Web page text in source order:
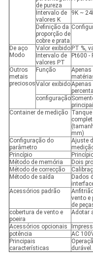
de pureza
Intervalo de
valores K
9K ~
Definição da
proporção de
cobre e prata
De aço
Modo
Valor exibido PT %,
Intervalo de
valores PT
Pt600 -
Outros
metais
preciosos
Função
Apenas
Valor exibidoApenas
configuração
Container de medição
mm)
Configuração do
parâmetro
Ajuste
Princípio
Método de memória
Dois
Método de correcção
Método de saída
Dados
Acessórios padrão
vento e
de
cobertura de vento e
poeira
Adotar
Acessórios opcionais
potência
AC
Principais
características
durável.